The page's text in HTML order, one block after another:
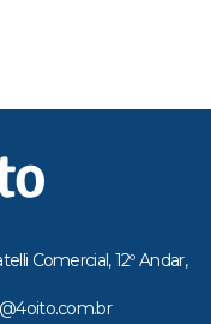
Comercial, 12º Andar,